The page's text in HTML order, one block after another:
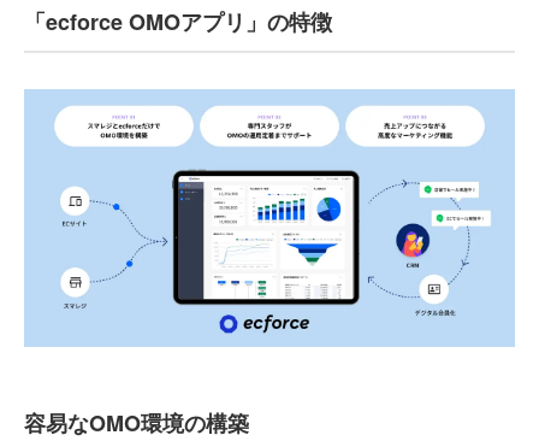
「ecforce OMOアプリ」の特徴
容易なOMO環境の構築